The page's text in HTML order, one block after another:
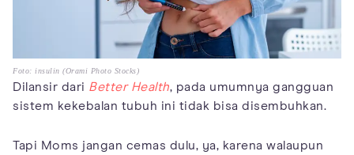
Foto: insulin (Orami Photo Stocks)
Dilansir dari Better Health, pada umumnya gangguan
sistem kekebalan tubuh ini tidak bisa disembuhkan.
Tapi Moms jangan cemas dulu, ya, karena walaupun